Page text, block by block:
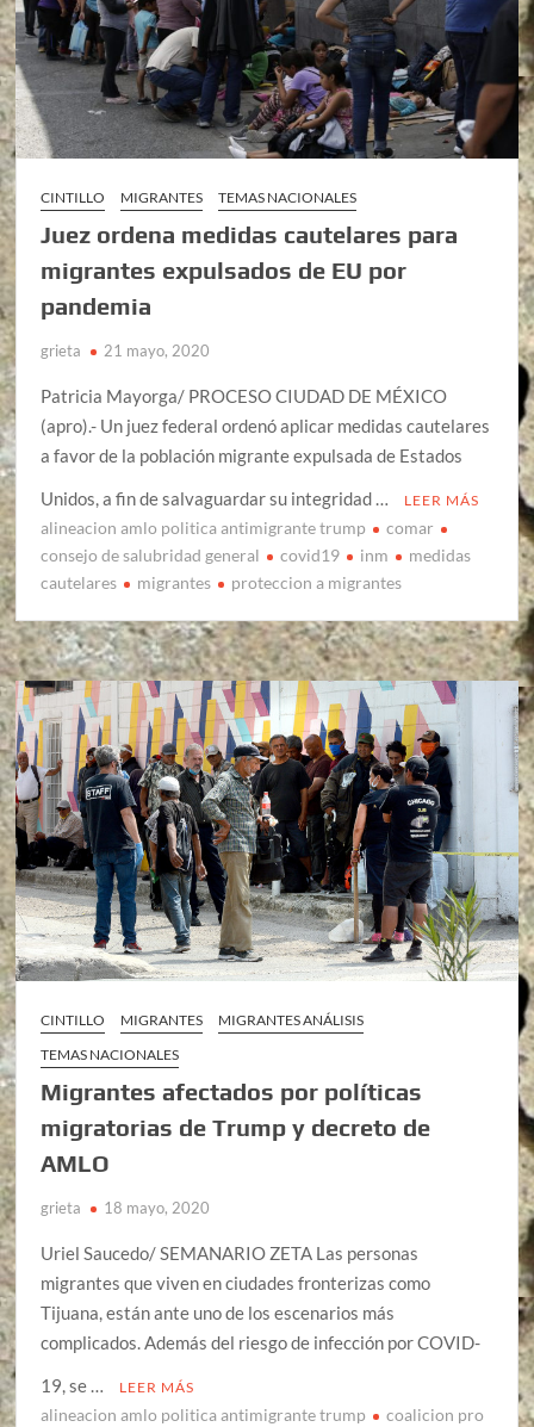
CINTILLO MIGRANTES TEMAS NACIONALES
Juez ordena medidas cautelares para
migrantes expulsados de EU por
pandemia
grieta 21 mayo, 2020
Patricia Mayorga/ PROCESO CIUDAD DE MÉXICO
(apro).- Un juez federal ordenó aplicar medidas cautelares
a favor de la población migrante expulsada de Estados
Unidos, a fin de salvaguardar su integridad …
LEER MÁS
alineacion amlo politica antimigrante trump
comar
consejo de salubridad general
covid19 inm
medidas
cautelares
migrantes proteccion a migrantes
CINTILLO MIGRANTES
MIGRANTES ANÁLISIS
TEMAS NACIONALES
Migrantes afectados por políticas
migratorias de Trump y decreto de
AMLO
grieta 18 mayo, 2020
Uriel Saucedo/ SEMANARIO ZETA Las personas
migrantes que viven en ciudades fronterizas como
Tijuana, están ante uno de los escenarios más
complicados. Además del riesgo de infección por COVID-
19, se …
LEER MÁS
alineacion amlo politica antimigrante trump
coalicion pro